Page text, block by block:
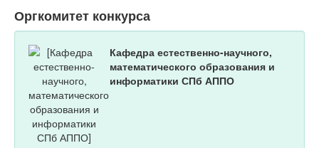
Оргкомитет конкурса
Кафедра естественно-научного,
математического образования и
информатики СПб АППО